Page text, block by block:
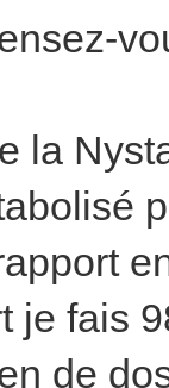
la
je fais
de